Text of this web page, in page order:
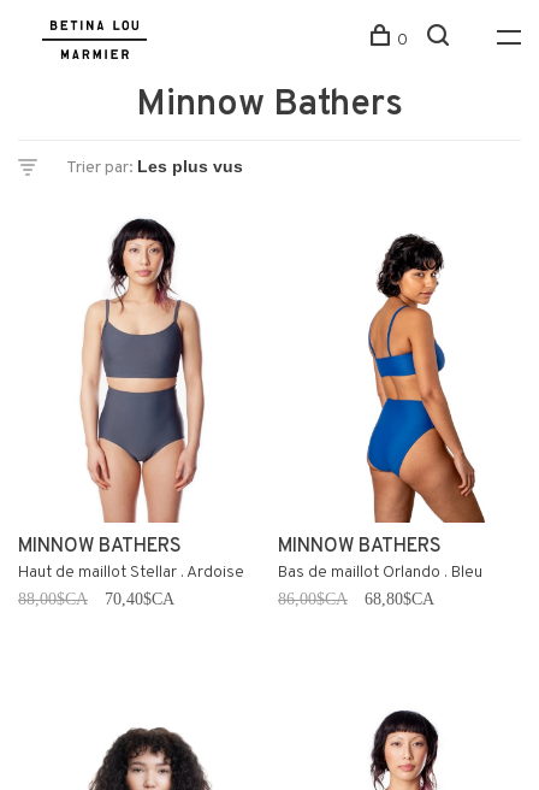
0
Minnow Bathers
Trier par:
MINNOW BATHERS
Haut de maillot Stellar . Ardoise
88,00$CA 70,40$CA
MINNOW BATHERS
Bas de maillot Orlando . Bleu
86,00$CA 68,80$CA